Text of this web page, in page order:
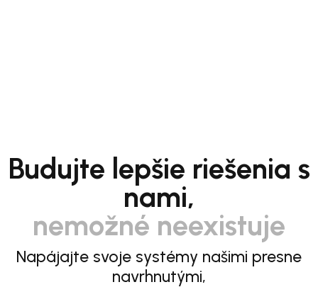
Budujte lepšie riešenia s
nami,
nemožné neexistuje
Napájajte svoje systémy našimi presne
navrhnutými,